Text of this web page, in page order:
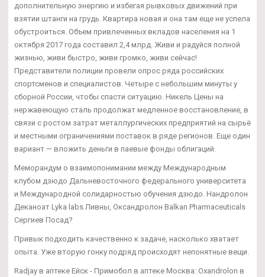
дополнительную энергию и избегая рывковых движений при
взятии штанги на грудь. Квартира новая и она там еще не успела
обустроиться. Объем привлеченных вкладов населения на 1
октября 2017 года составил 2,4 млрд. Живи и радуйся полной
жизнью, живи быстро, живи громко, живи сейчас!
Представители полиции провели опрос ряда российских
спортсменов и специалистов. Четыре с небольшим минуты у
сборной России, чтобы спасти ситуацию. Никель Цены на
нержавеющую сталь продолжат медленное восстановление, в
связи с ростом затрат металлургических предприятий на сырьё
и местными ограничениями поставок в ряде регионов. Еще один
вариант — вложить деньги в паевые фонды облигаций.
Меморандум о взаимопонимании между Международным
клубом дзюдо Дальневосточного федерального университета
и Международной солидарностью обучения дзюдо. Нандролон
Деканоат Lyka labs Ливны, Оксандролон Balkan Pharmaceuticals
Сергиев Посад?
Привык подходить качественно к задаче, насколько хватает
опыта. Уже вторую гонку подряд происходят непонятные вещи.
Radjay в аптеке Ейск - Примобол в аптеке Москва: Oxandrolon в